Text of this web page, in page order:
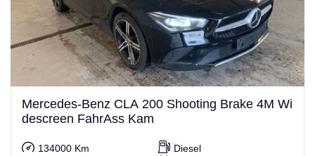
Mercedes-Benz CLA 200 Shooting Brake 4M Wi
descreen FahrAss Kam
134000 Km
Diesel